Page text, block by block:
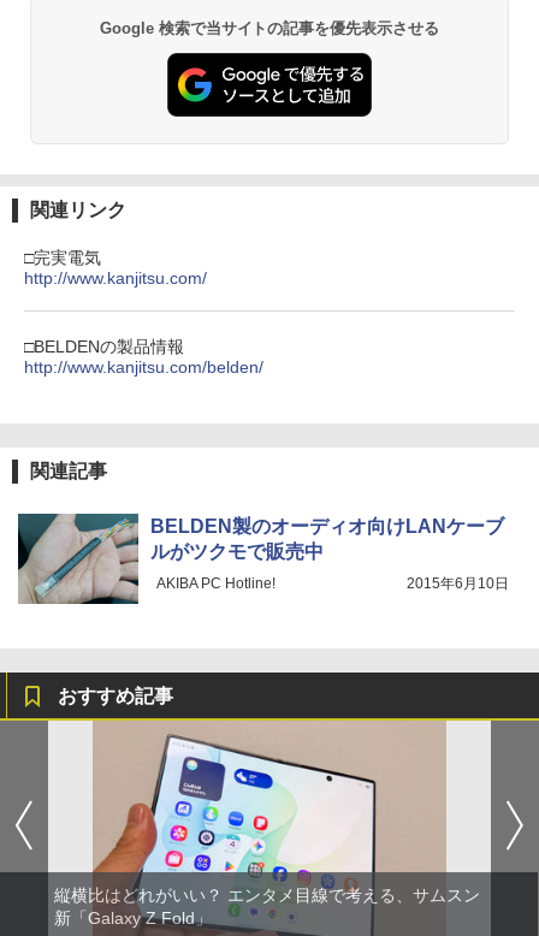
Google 検索で当サイトの記事を優先表示させる
関連リンク
□完実電気
http://www.kanjitsu.com/
□BELDENの製品情報
http://www.kanjitsu.com/belden/
関連記事
BELDEN製のオーディオ向けLANケーブ
ルがツクモで販売中
AKIBA PC Hotline! 2015年6月10日
おすすめ記事
縦横比はどれがいい？ エンタメ目線で考える、サムスン
新「Galaxy Z Fold」